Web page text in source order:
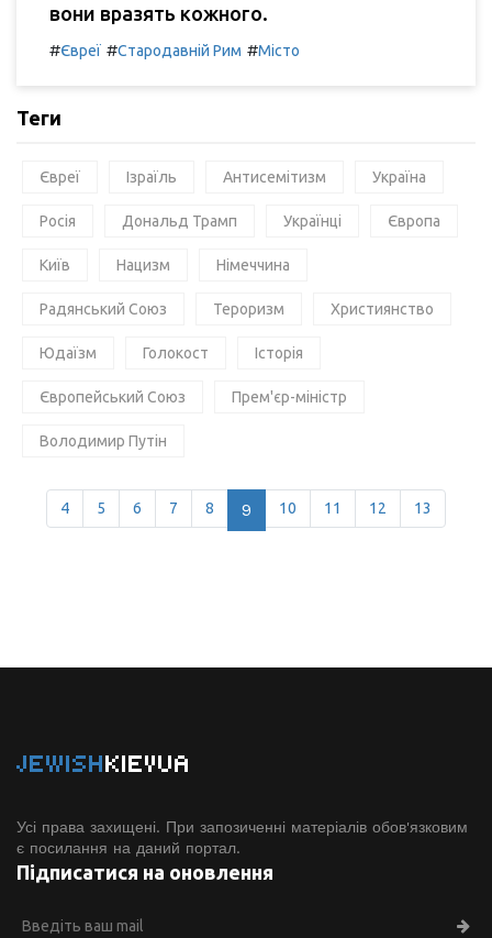
вони вразять кожного.
#Євреї #Стародавній Рим #Місто
Теги
Євреї Ізраїль Антисемітизм Україна
Росія Дональд Трамп Українці Європа
Київ Нацизм Німеччина
Радянський Союз Тероризм Християнство
Юдаїзм Голокост Історія
Європейський Союз Прем'єр-міністр
Володимир Путін
4 5 6 7 8 9 10 11 12 13
JEWISHKIEVUA
Усі права захищені. При запозиченні матеріалів обов'язковим
є посилання на даний портал.
Підписатися на оновлення